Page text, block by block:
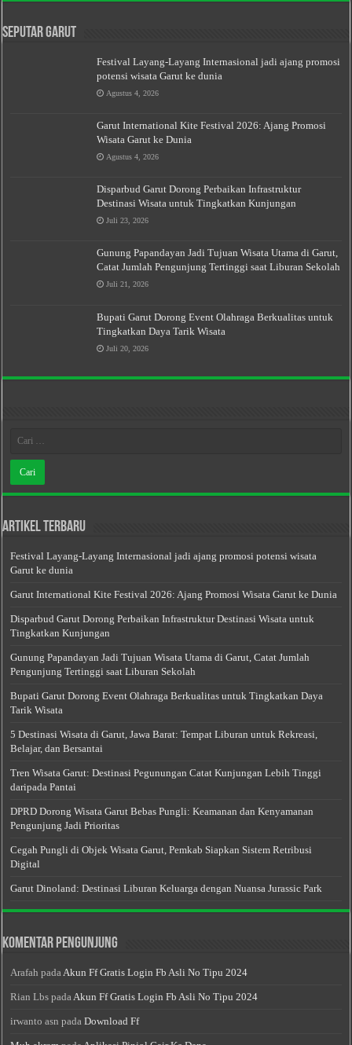
Seputar Garut
Festival Layang-Layang Internasional jadi ajang promosi
potensi wisata Garut ke dunia
Agustus 4, 2026
Garut International Kite Festival 2026: Ajang Promosi
Wisata Garut ke Dunia
Agustus 4, 2026
Disparbud Garut Dorong Perbaikan Infrastruktur
Destinasi Wisata untuk Tingkatkan Kunjungan
Juli 23, 2026
Gunung Papandayan Jadi Tujuan Wisata Utama di Garut,
Catat Jumlah Pengunjung Tertinggi saat Liburan Sekolah
Juli 21, 2026
Bupati Garut Dorong Event Olahraga Berkualitas untuk
Tingkatkan Daya Tarik Wisata
Juli 20, 2026
Artikel Terbaru
Festival Layang-Layang Internasional jadi ajang promosi potensi wisata
Garut ke dunia
Garut International Kite Festival 2026: Ajang Promosi Wisata Garut ke Dunia
Disparbud Garut Dorong Perbaikan Infrastruktur Destinasi Wisata untuk
Tingkatkan Kunjungan
Gunung Papandayan Jadi Tujuan Wisata Utama di Garut, Catat Jumlah
Pengunjung Tertinggi saat Liburan Sekolah
Bupati Garut Dorong Event Olahraga Berkualitas untuk Tingkatkan Daya
Tarik Wisata
5 Destinasi Wisata di Garut, Jawa Barat: Tempat Liburan untuk Rekreasi,
Belajar, dan Bersantai
Tren Wisata Garut: Destinasi Pegunungan Catat Kunjungan Lebih Tinggi
daripada Pantai
DPRD Dorong Wisata Garut Bebas Pungli: Keamanan dan Kenyamanan
Pengunjung Jadi Prioritas
Cegah Pungli di Objek Wisata Garut, Pemkab Siapkan Sistem Retribusi
Digital
Garut Dinoland: Destinasi Liburan Keluarga dengan Nuansa Jurassic Park
Komentar Pengunjung
Arafah pada Akun Ff Gratis Login Fb Asli No Tipu 2024
Rian Lbs pada Akun Ff Gratis Login Fb Asli No Tipu 2024
irwanto asn padaDownload Ff